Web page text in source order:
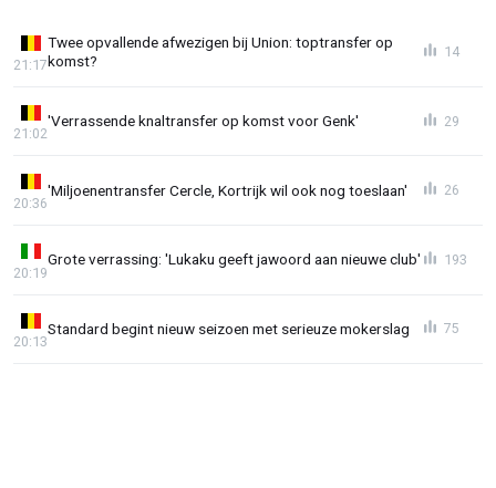
Twee opvallende afwezigen bij Union: toptransfer op
komst?
21:17
14
'Verrassende knaltransfer op komst voor Genk'
21:02
29
'Miljoenentransfer Cercle, Kortrijk wil ook nog toeslaan'
20:36
26
Grote verrassing: 'Lukaku geeft jawoord aan nieuwe club'
20:19
193
Standard begint nieuw seizoen met serieuze mokerslag
20:13
75